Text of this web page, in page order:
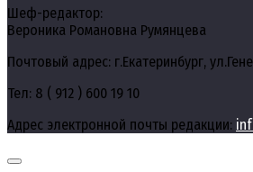
Шеф-редактор:
Вероника Романовна Румянцева
Почтовый адрес: г.Екатеринбург,
Тел: 8 ( 912 ) 600 19 10
Адрес электронной почты редакции: